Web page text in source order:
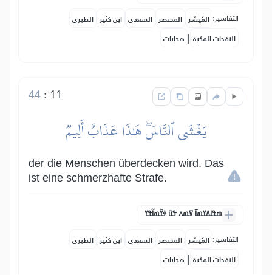
التفاسير: المُيسَّر المختصر السعدي ابن كثير الطبري
النفحات المكية | هدايات
11
:
44
يَغۡشَى ٱلنَّاسَۖ هَٰذَا عَذَابٌ أَلِيمٞ
der die Menschen überdecken wird. Das
ist eine schmerzhafte Strafe.
ߘߟߊߡߌߘߊ߫ ߜߘߍ ߟߎ߫ ߦߌ߬ߘߊ߬ߟߌ
التفاسير: المُيسَّر المختصر السعدي ابن كثير الطبري
النفحات المكية | هدايات